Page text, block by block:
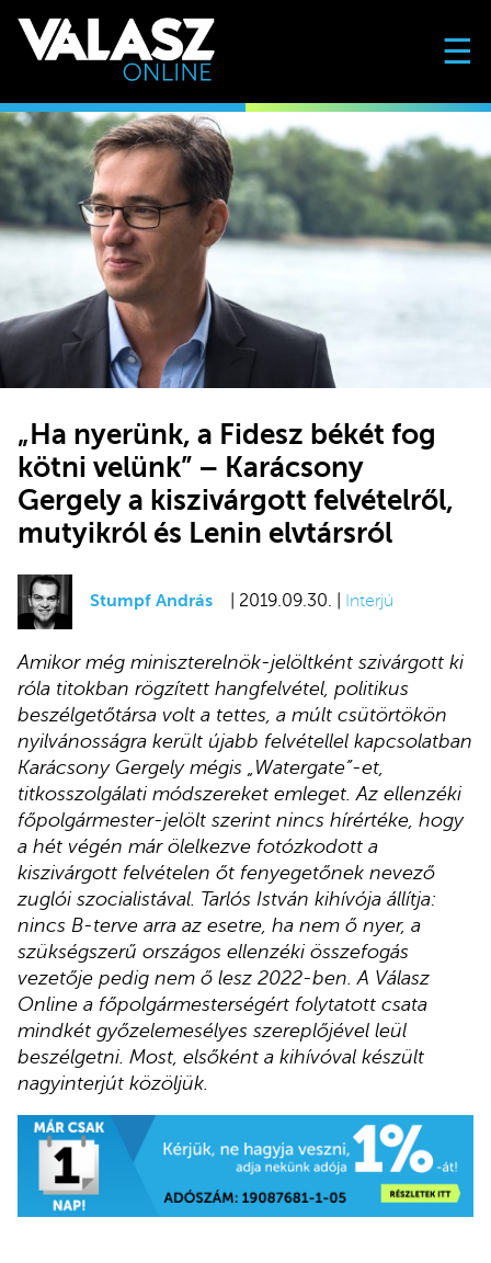
☰
„Ha nyerünk, a Fidesz békét fog
kötni velünk” – Karácsony
Gergely a kiszivárgott felvételről,
mutyikról és Lenin elvtársról
Stumpf András | 2019.09.30. | Interjú
Amikor még miniszterelnök-jelöltként szivárgott ki
róla titokban rögzített hangfelvétel, politikus
beszélgetőtársa volt a tettes, a múlt csütörtökön
nyilvánosságra került újabb felvétellel kapcsolatban
Karácsony Gergely mégis „Watergate”-et,
titkosszolgálati módszereket emleget. Az ellenzéki
főpolgármester-jelölt szerint nincs hírértéke, hogy
a hét végén már ölelkezve fotózkodott a
kiszivárgott felvételen őt fenyegetőnek nevező
zuglói szocialistával. Tarlós István kihívója állítja:
nincs B-terve arra az esetre, ha nem ő nyer, a
szükségszerű országos ellenzéki összefogás
vezetője pedig nem ő lesz 2022-ben. A Válasz
Online a főpolgármesterségért folytatott csata
mindkét győzelemesélyes szereplőjével leül
beszélgetni. Most, elsőként a kihívóval készült
nagyinterjút közöljük.